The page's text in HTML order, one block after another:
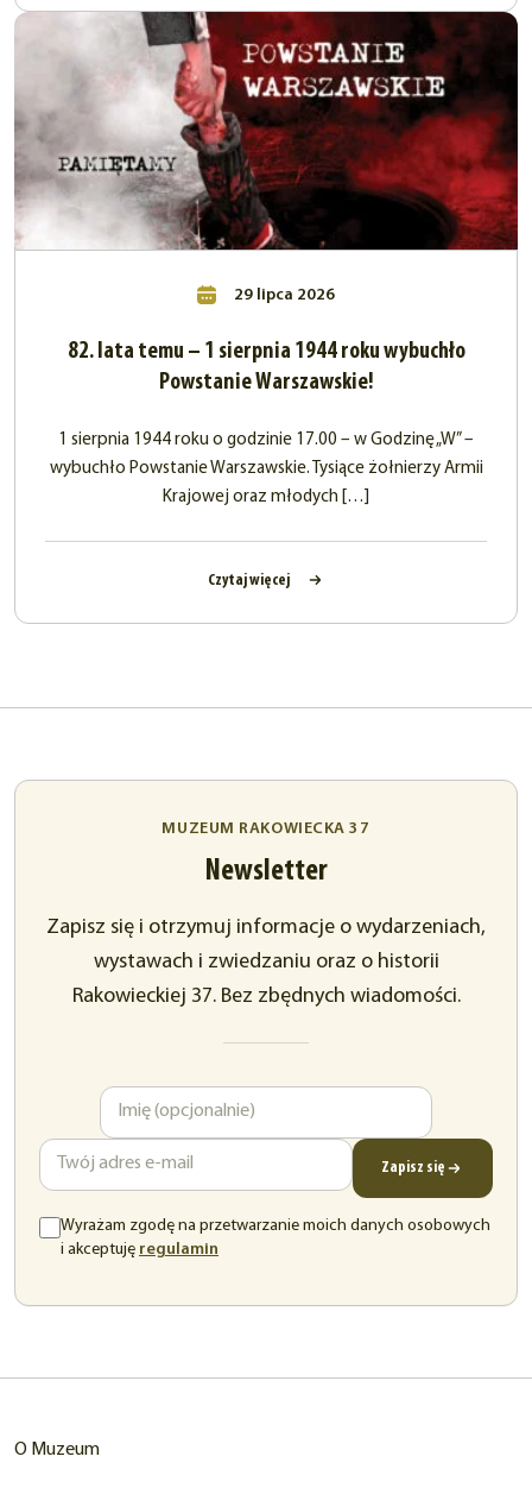
29 lipca 2026
82. lata temu – 1 sierpnia 1944 roku wybuchło
Powstanie Warszawskie!
1 sierpnia 1944 roku o godzinie 17.00 – w Godzinę „W” –
wybuchło Powstanie Warszawskie. Tysiące żołnierzy Armii
Krajowej oraz młodych […]
Czytaj więcej
MUZEUM RAKOWIECKA 37
Newsletter
Zapisz się i otrzymuj informacje o wydarzeniach,
wystawach i zwiedzaniu oraz o historii
Rakowieckiej 37. Bez zbędnych wiadomości.
Zapisz się
Wyrażam zgodę na przetwarzanie moich danych osobowych
i akceptuję regulamin
O Muzeum